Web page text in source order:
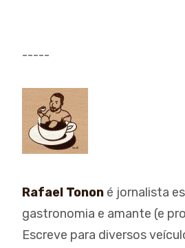
-----
Rafael Tonon é jornalista
gastronomia e amante (e
Escreve para diversos